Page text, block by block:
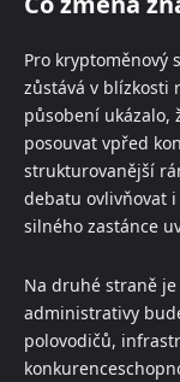
Pro kryptoměnový
zůstává v blízkosti
působení ukázalo,
posouvat vpřed
strukturovanější
debatu ovlivňovat
silného zastánce
Na druhé straně
administrativy
polovodičů,